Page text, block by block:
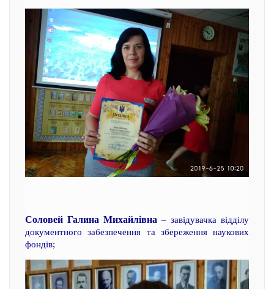
Соловей Галина Михайлівна – завідувачка відділу
документного забезпечення та збереження наукових
фондів;